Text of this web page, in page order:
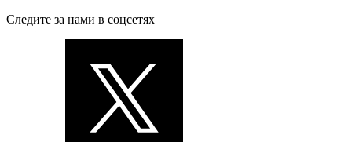
Следите за нами в соцсетях